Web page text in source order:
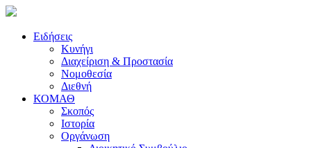
Ειδήσεις
Κυνήγι
Διαχείριση & Προστασία
Νομοθεσία
Διεθνή
ΚΟΜΑΘ
Σκοπός
Ιστορία
Οργάνωση